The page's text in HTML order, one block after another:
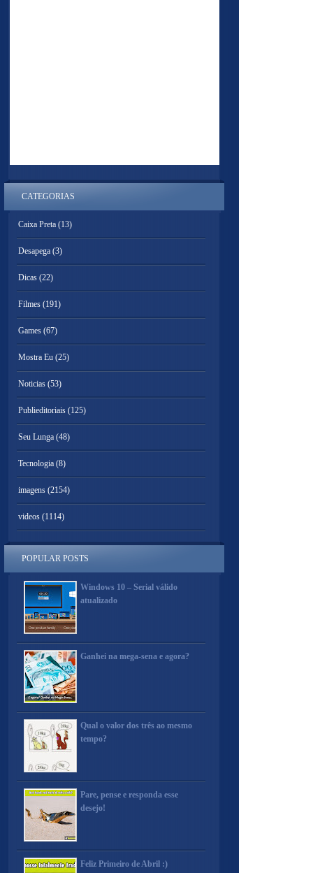
CATEGORIAS
Caixa Preta (13)
Desapega (3)
Dicas (22)
Filmes (191)
Games (67)
Mostra Eu (25)
Noticias (53)
Publieditoriais (125)
Seu Lunga (48)
Tecnologia (8)
imagens (2154)
videos (1114)
POPULAR POSTS
Windows 10 – Serial válido
atualizado
Ganhei na mega-sena e agora?
Qual o valor dos três ao mesmo
tempo?
Pare, pense e responda esse
desejo!
Feliz Primeiro de Abril :)